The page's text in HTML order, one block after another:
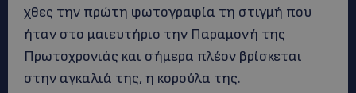
χθες την πρώτη φωτογραφία τη στιγμή που
ήταν στο μαιευτήριο την Παραμονή της
Πρωτοχρονιάς και σήμερα πλέον βρίσκεται
στην αγκαλιά της, η κορούλα της.